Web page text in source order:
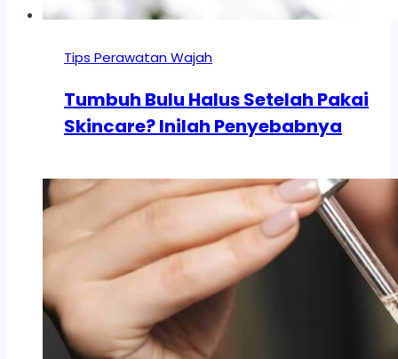
Tips Perawatan Wajah
Tumbuh Bulu Halus Setelah Pakai
Skincare? Inilah Penyebabnya